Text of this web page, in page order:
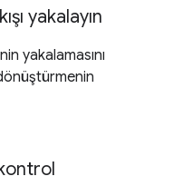
yakalayın
yakalamasını